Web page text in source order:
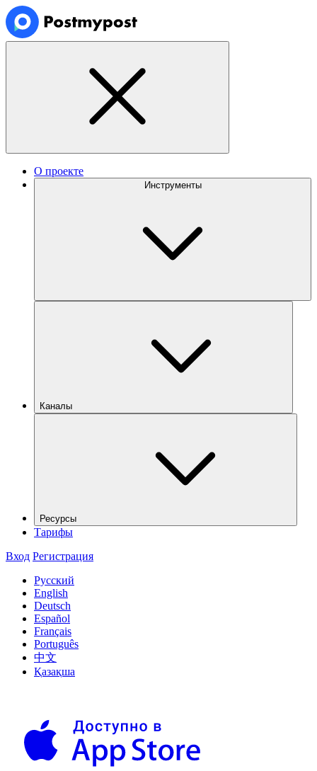
О проекте
Инструменты
Каналы
Ресурсы
Тарифы
Вход Регистрация
Русский
English
Deutsch
Español
Français
Português
中文
Қазақша